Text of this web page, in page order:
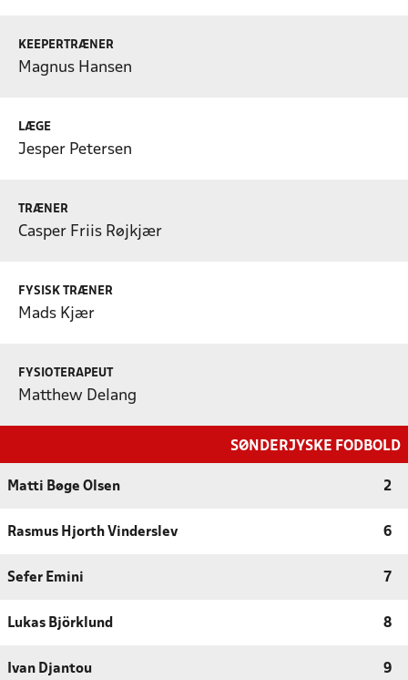
KEEPERTRÆNER
Magnus Hansen
LÆGE
Jesper Petersen
TRÆNER
Casper Friis Røjkjær
FYSISK TRÆNER
Mads Kjær
FYSIOTERAPEUT
Matthew Delang
SØNDERJYSKE FODBOLD
Matti Bøge Olsen 2
Rasmus Hjorth Vinderslev 6
Sefer Emini 7
Lukas Björklund 8
Ivan Djantou 9